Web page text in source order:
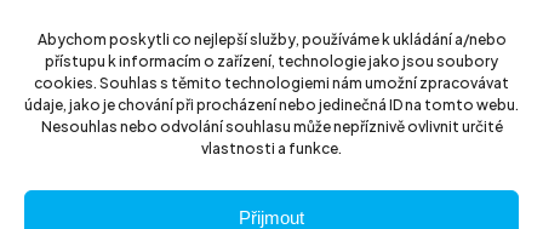
Abychom poskytli co nejlepší služby, používáme k ukládání a/nebo
přístupu k informacím o zařízení, technologie jako jsou soubory
cookies. Souhlas s těmito technologiemi nám umožní zpracovávat
údaje, jako je chování při procházení nebo jedinečná ID na tomto webu.
Nesouhlas nebo odvolání souhlasu může nepříznivě ovlivnit určité
vlastnosti a funkce.
Přijmout
130 52 Praha3
Czech Republic
IČ: 14889811